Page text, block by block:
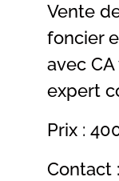
Vente
foncier
avec
expert
Prix :
Contact :